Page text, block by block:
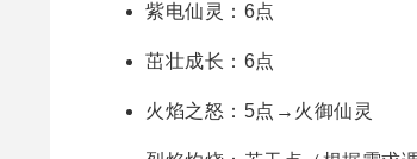
紫电仙灵：6点
茁壮成长：6点
火焰之怒：5点→火御仙灵